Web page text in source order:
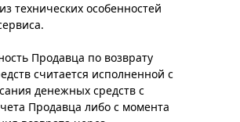
технических особенностей
Продавца по возврату
считается исполненной с
денежных средств с
Продавца либо с момента